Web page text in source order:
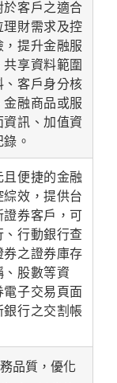
客戶之適合
理財需求及控
提升金融服
享資料範圍
客戶身分核
融商品或服
訊、加值資
。
便捷的金融
效，提供台
券客戶，可
行動銀行查
之證券庫存
、股數等資
子交易頁面
銀行之交割帳
品質，優化